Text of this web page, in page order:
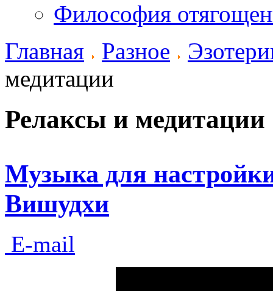
Философия
Главная
Разное
медитации
Релаксы и медитации
Музыка для
Вишудхи
E-mail